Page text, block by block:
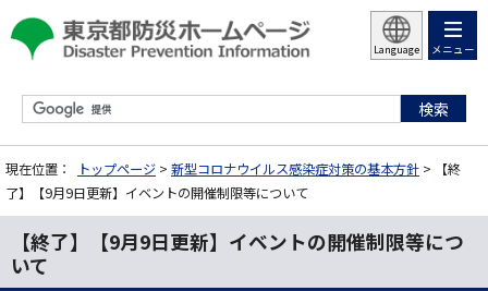
Language メニュー
現在位置： トップページ > 新型コロナウイルス感染症対策の基本方針 > 【終
了】【9月9日更新】イベントの開催制限等について
【終了】【9月9日更新】イベントの開催制限等につ
いて